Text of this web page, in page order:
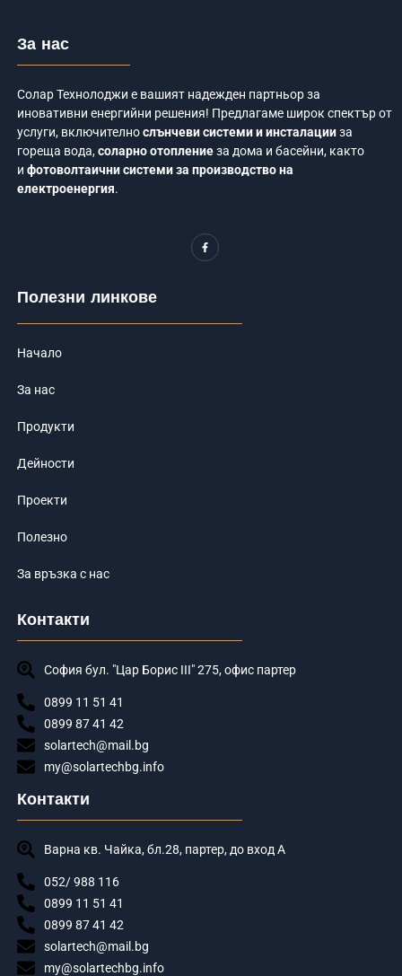
За нас
Солар Технолоджи е вашият надежден партньор за
иновативни енергийни решения! Предлагаме широк спектър от
услуги, включителнослънчеви системи и инсталацииза
гореща вода,соларно отоплениеза дома и басейни, както
и фотоволтаични системи за производство на
електроенергия.
F
a
c
f
Полезни линкове
Начало
За нас
Продукти
Дейности
Проекти
Полезно
За връзка с нас
Контакти
София бул. "Цар Борис III" 275, офис партер
0899 11 51 41
0899 87 41 42
solartech@mail.bg
my@solartechbg.info
Контакти
Варна кв. Чайка, бл.28, партер, до вход А
052/ 988 116
0899 11 51 41
0899 87 41 42
solartech@mail.bg
my@solartechbg.info